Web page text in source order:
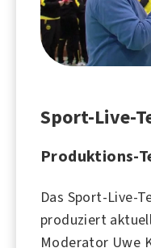
Sport-Live-
Produktions-
Das Sport-Live-
produziert
Moderator Uwe